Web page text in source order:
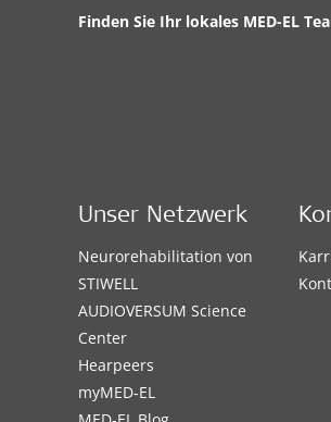
Finden Sie Ihr lokales MED-EL
Unser Netzwerk
Neurorehabilitation von
STIWELL
AUDIOVERSUM Science
Center
Hearpeers
myMED‑EL